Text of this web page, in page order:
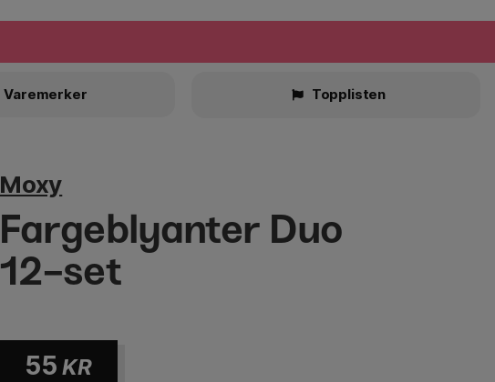
Varemerker Topplisten
Moxy
Fargeblyanter Duo
12-set
55 KR